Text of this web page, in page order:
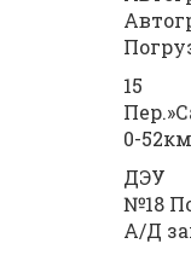
15
0-52км
ДЭУ
№18
А/Д